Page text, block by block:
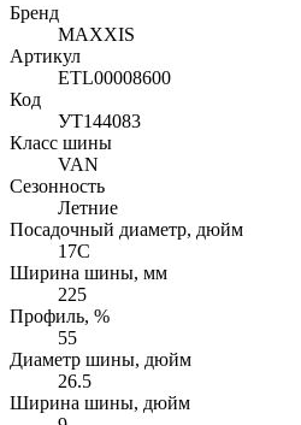
Бренд
MAXXIS
Артикул
ETL00008600
Код
УТ144083
Класс шины
VAN
Сезонность
Летние
Посадочный диаметр, дюйм
17C
Ширина шины, мм
225
Профиль, %
55
Диаметр шины, дюйм
26.5
Ширина шины, дюйм